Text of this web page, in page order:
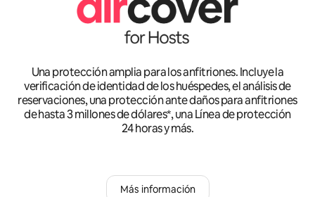
Una protección amplia para los anfitriones. Incluye la
verificación de identidad de los huéspedes, el análisis de
reservaciones, una protección ante daños para anfitriones
de hasta 3 millones de dólares*, una Línea de protección
24 horas y más.
Más información